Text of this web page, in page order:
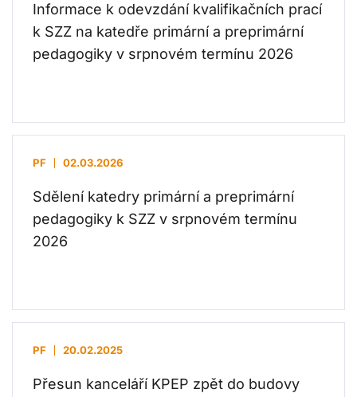
Informace k odevzdání kvalifikačních prací
k SZZ na katedře primární a preprimární
pedagogiky v srpnovém termínu 2026
PF 02.03.2026
Sdělení katedry primární a preprimární
pedagogiky k SZZ v srpnovém termínu
2026
PF 20.02.2025
Přesun kanceláří KPEP zpět do budovy